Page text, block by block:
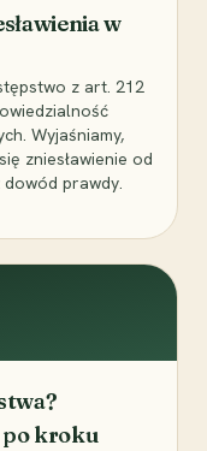
w
z art. 212
Wyjaśniamy,
zniesławienie od
prawdy.
kroku